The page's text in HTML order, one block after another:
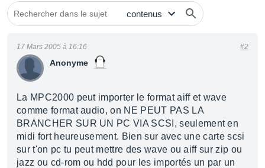
Anonyme
17 Mars 2005 à 16:16 #2
La MPC2000 peut importer le format aiff et wave
comme format audio, on NE PEUT PAS LA
BRANCHER SUR UN PC VIA SCSI, seulement en
midi fort heureusement. Bien sur avec une carte scsi
sur t'on pc tu peut mettre des wave ou aiff sur zip ou
jazz ou cd-rom ou hdd pour les importés un par un